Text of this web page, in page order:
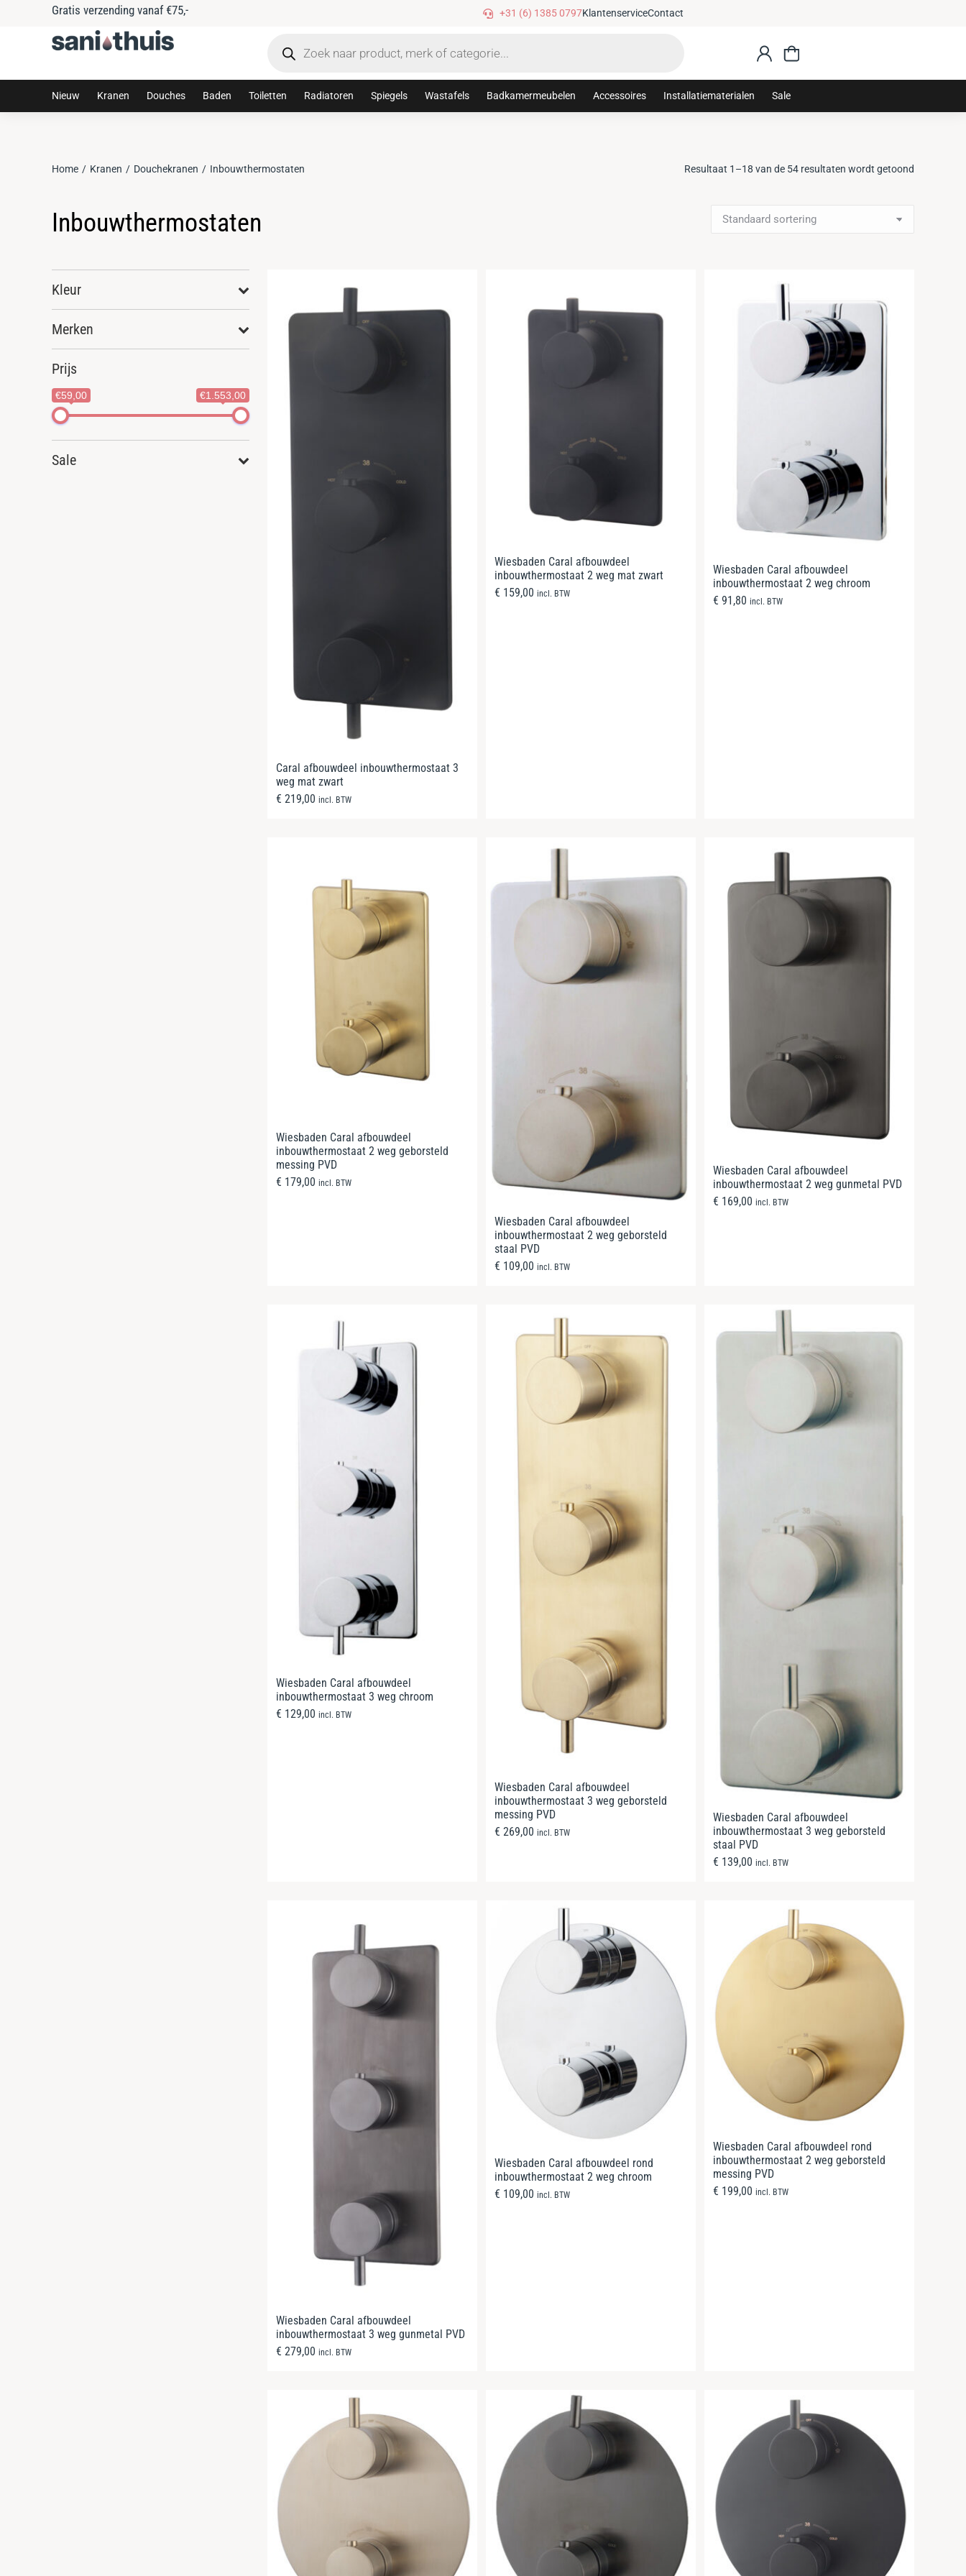
Tijdelijke 10% korting met code: sanithuis10 Gratis verzending vanaf €75,-
+31 (6) 1385 0797KlantenserviceContact
Nieuw Kranen Douches Baden Toiletten Radiatoren Spiegels Wastafels Badkamermeubelen Accessoires Installatiematerialen Sale
Je bent hier:
Home Kranen Douchekranen Inbouwthermostaten Resultaat 1–18 van de 54 resultaten wordt getoond
Inbouwthermostaten
Kleur
Merken
Prijs
€59,00 €1.553,00
Sale
Caral afbouwdeel inbouwthermostaat 3
weg mat zwart
€ 219,00 incl. BTW
Wiesbaden Caral afbouwdeel
inbouwthermostaat 2 weg mat zwart
€ 159,00 incl. BTW
Wiesbaden Caral afbouwdeel
inbouwthermostaat 2 weg chroom
€ 91,80 incl. BTW
Wiesbaden Caral afbouwdeel
inbouwthermostaat 2 weg geborsteld
messing PVD
€ 179,00 incl. BTW
Wiesbaden Caral afbouwdeel
inbouwthermostaat 2 weg geborsteld
staal PVD
€ 109,00 incl. BTW
Wiesbaden Caral afbouwdeel
inbouwthermostaat 2 weg gunmetal PVD
€ 169,00 incl. BTW
Wiesbaden Caral afbouwdeel
inbouwthermostaat 3 weg chroom
€ 129,00 incl. BTW
Wiesbaden Caral afbouwdeel
inbouwthermostaat 3 weg geborsteld
messing PVD
€ 269,00 incl. BTW
Wiesbaden Caral afbouwdeel
inbouwthermostaat 3 weg geborsteld
staal PVD
€ 139,00 incl. BTW
Wiesbaden Caral afbouwdeel
inbouwthermostaat 3 weg gunmetal PVD
€ 279,00 incl. BTW
Wiesbaden Caral afbouwdeel rond
inbouwthermostaat 2 weg chroom
€ 109,00 incl. BTW
Wiesbaden Caral afbouwdeel rond
inbouwthermostaat 2 weg geborsteld
messing PVD
€ 199,00 incl. BTW